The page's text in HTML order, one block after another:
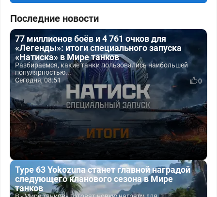
Последние новости
77 миллионов боёв и 4 761 очков для
«Легенды»: итоги специального запуска
«Натиска» в Мире танков
Разбираемся, какие танки пользовались наибольшей
популярностью...
Сегодня, 08:51
0
Type 63 Yokozuna станет главной наградой
следующего кланового сезона в Мире
танков